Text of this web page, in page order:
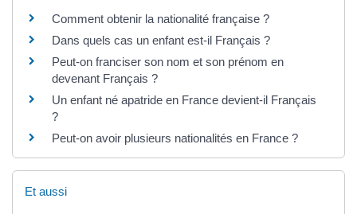
Comment obtenir la nationalité française ?
Dans quels cas un enfant est-il Français ?
Peut-on franciser son nom et son prénom en
devenant Français ?
Un enfant né apatride en France devient-il Français
?
Peut-on avoir plusieurs nationalités en France ?
Et aussi